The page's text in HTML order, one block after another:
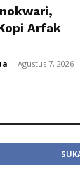
Arfak
- Agustus 7, 2026